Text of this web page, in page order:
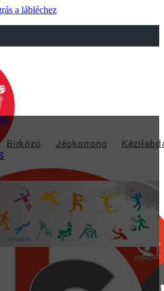
a lábléchez
Birkózó Jégkorrong